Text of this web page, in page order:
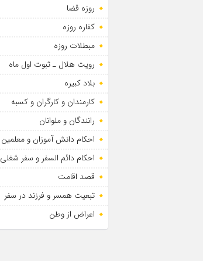
روزه قضا
کفاره روزه
مبطلات روزه
رویت هلال ـ ثبوت اول ماه
بلاد کبیره
کارمندان و کارگران و کسبه
رانندگان و ملوانان
احکام دانش آموزان و معلمین
احکام دائم السفر و سفر شغلی
قصد اقامت
تبعیت همسر و فرزند در سفر
اعراض از وطن